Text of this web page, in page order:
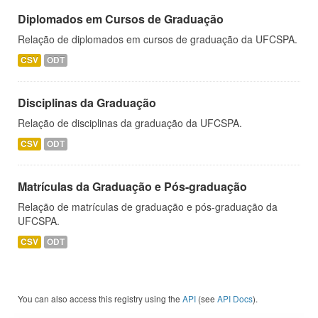
Diplomados em Cursos de Graduação
Relação de diplomados em cursos de graduação da UFCSPA.
CSV ODT
Disciplinas da Graduação
Relação de disciplinas da graduação da UFCSPA.
CSV ODT
Matrículas da Graduação e Pós-graduação
Relação de matrículas de graduação e pós-graduação da
UFCSPA.
CSV ODT
You can also access this registry using the API (see API Docs).